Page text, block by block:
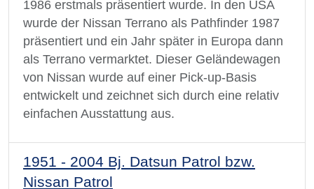
1986 erstmals präsentiert wurde. In den USA
wurde der Nissan Terrano als Pathfinder 1987
präsentiert und ein Jahr später in Europa dann
als Terrano vermarktet. Dieser Geländewagen
von Nissan wurde auf einer Pick-up-Basis
entwickelt und zeichnet sich durch eine relativ
einfachen Ausstattung aus.
1951 - 2004 Bj. Datsun Patrol bzw.
Nissan Patrol